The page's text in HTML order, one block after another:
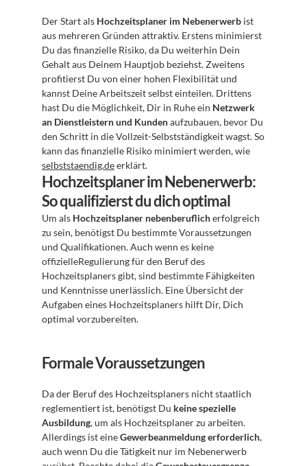
Der Start als Hochzeitsplaner im Nebenerwerb ist
aus mehreren Gründen attraktiv. Erstens minimierst
Du das finanzielle Risiko, da Du weiterhin Dein
Gehalt aus Deinem Hauptjob beziehst. Zweitens
profitierst Du von einer hohen Flexibilität und
kannst Deine Arbeitszeit selbst einteilen. Drittens
hast Du die Möglichkeit, Dir in Ruhe ein Netzwerk
an Dienstleistern und Kunden aufzubauen, bevor Du
den Schritt in die Vollzeit-Selbstständigkeit wagst. So
selbststaendig.de erklärt.
Hochzeitsplaner im Nebenerwerb:
So qualifizierst du dich optimal
Um als Hochzeitsplaner nebenberuflich erfolgreich
zu sein, benötigst Du bestimmte Voraussetzungen
und Qualifikationen. Auch wenn es keine
offizielleRegulierung für den Beruf des
Hochzeitsplaners gibt, sind bestimmte Fähigkeiten
und Kenntnisse unerlässlich. Eine Übersicht der
Aufgaben eines Hochzeitsplaners hilft Dir, Dich
optimal vorzubereiten.
Formale Voraussetzungen
Da der Beruf des Hochzeitsplaners nicht staatlich
reglementiert ist, benötigst Du keine spezielle
Ausbildung, um als Hochzeitsplaner zu arbeiten.
Allerdings ist eine Gewerbeanmeldung erforderlich,
auch wenn Du die Tätigkeit nur im Nebenerwerb